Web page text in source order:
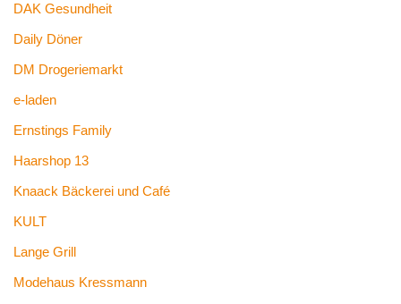
DAK Gesundheit
Daily Döner
DM Drogeriemarkt
e-laden
Ernstings Family
Haarshop 13
Knaack Bäckerei und Café
KULT
Lange Grill
Modehaus Kressmann